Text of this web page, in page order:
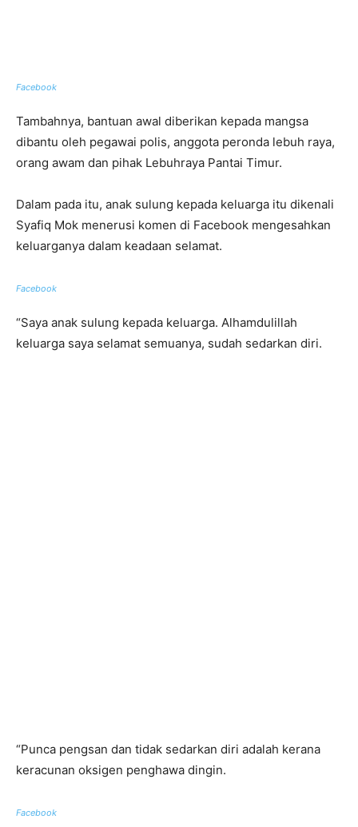
Facebook
Tambahnya, bantuan awal diberikan kepada mangsa
dibantu oleh pegawai polis, anggota peronda lebuh raya,
orang awam dan pihak Lebuhraya Pantai Timur.
Dalam pada itu, anak sulung kepada keluarga itu dikenali
Syafiq Mok menerusi komen di Facebook mengesahkan
keluarganya dalam keadaan selamat.
Facebook
“Saya anak sulung kepada keluarga. Alhamdulillah
keluarga saya selamat semuanya, sudah sedarkan diri.
“Punca pengsan dan tidak sedarkan diri adalah kerana
keracunan oksigen penghawa dingin.
Facebook